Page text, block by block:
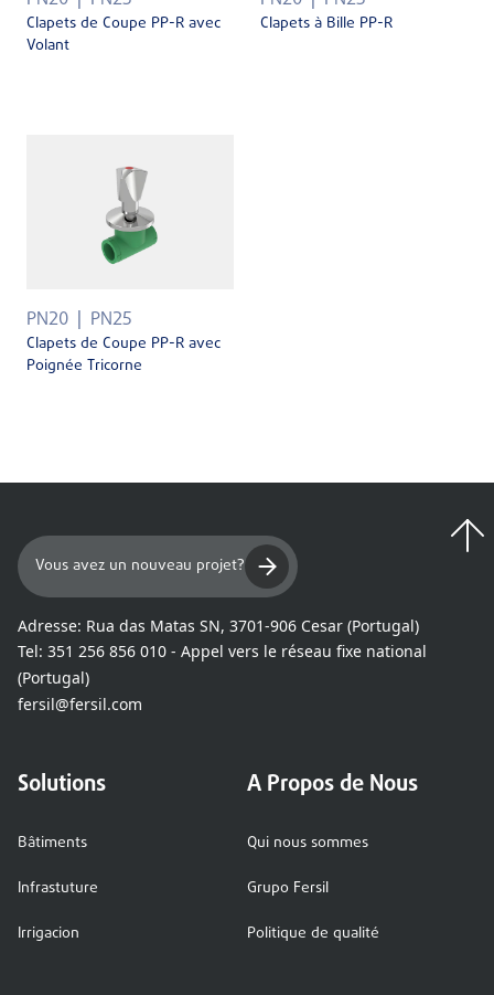
Clapets de Coupe PP-R avec
Volant
Clapets à Bille PP-R
PN20 PN25
Clapets de Coupe PP-R avec
Poignée Tricorne
Vous avez un nouveau projet?
Adresse: Rua das Matas SN, 3701-906 Cesar (Portugal)
Tel: 351 256 856 010 - Appel vers le réseau fixe national
(Portugal)
fersil@fersil.com
Solutions
Bâtiments
Infrastuture
Irrigacion
A Propos de Nous
Qui nous sommes
Grupo Fersil
Politique de qualité